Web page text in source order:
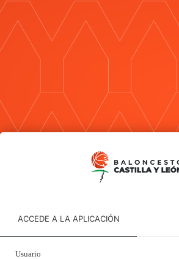
ACCEDE A LA APLICACIÓN
Usuario